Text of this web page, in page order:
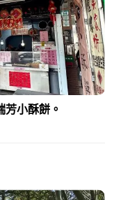
小酥餅。